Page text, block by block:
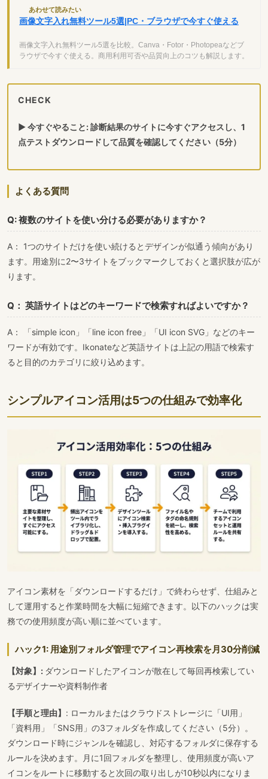
あわせて読みたい
画像文字入れ無料ツール5選|PC・ブラウザで今すぐ使える
画像文字入れ無料ツール5選を比較。Canva・Fotor・Photopeaなどブ
ラウザで今すぐ使える。商用利用可否や品質向上のコツも解説します。
CHECK
▶ 今すぐやること: 診断結果のサイトに今すぐアクセスし、1
点テストダウンロードして品質を確認してください（5分）
よくある質問
Q: 複数のサイトを使い分ける必要がありますか？
A： 1つのサイトだけを使い続けるとデザインが似通う傾向があり
ます。用途別に2〜3サイトをブックマークしておくと選択肢が広が
ります。
Q： 英語サイトはどのキーワードで検索すればよいですか？
A： 「simple icon」「line icon free」「UI icon SVG」などのキー
ワードが有効です。Ikonateなど英語サイトは上記の用語で検索す
ると目的のカテゴリに絞り込めます。
シンプルアイコン活用は5つの仕組みで効率化
アイコン素材を「ダウンロードするだけ」で終わらせず、仕組みと
して運用すると作業時間を大幅に短縮できます。以下のハックは実
務での使用頻度が高い順に並べています。
ハック1: 用途別フォルダ管理でアイコン再検索を月30分削減
【対象】: ダウンロードしたアイコンが散在して毎回再検索してい
るデザイナーや資料制作者
【手順と理由】 : ローカルまたはクラウドストレージに「UI用」
「資料用」「SNS用」の3フォルダを作成してください（5分）。
ダウンロード時にジャンルを確認し、対応するフォルダに保存する
ルールを決めます。月に1回フォルダを整理し、使用頻度が高いア
イコンをルートに移動すると次回の取り出しが10秒以内になりま